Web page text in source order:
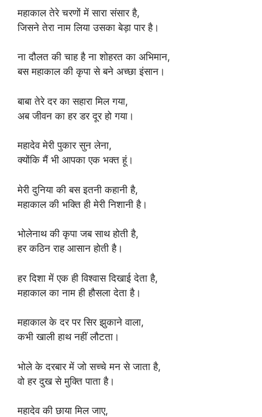
महाकाल तेरे चरणों में सारा संसार है,
जिसने तेरा नाम लिया उसका बेड़ा पार है।
ना दौलत की चाह है ना शोहरत का अभिमान,
बस महाकाल की कृपा से बने अच्छा इंसान।
बाबा तेरे दर का सहारा मिल गया,
अब जीवन का हर डर दूर हो गया।
महादेव मेरी पुकार सुन लेना,
क्योंकि मैं भी आपका एक भक्त हूं।
मेरी दुनिया की बस इतनी कहानी है,
महाकाल की भक्ति ही मेरी निशानी है।
भोलेनाथ की कृपा जब साथ होती है,
हर कठिन राह आसान होती है।
हर दिशा में एक ही विश्वास दिखाई देता है,
महाकाल का नाम ही हौसला देता है।
महाकाल के दर पर सिर झुकाने वाला,
कभी खाली हाथ नहीं लौटता।
भोले के दरबार में जो सच्चे मन से जाता है,
वो हर दुख से मुक्ति पाता है।
महादेव की छाया मिल जाए,